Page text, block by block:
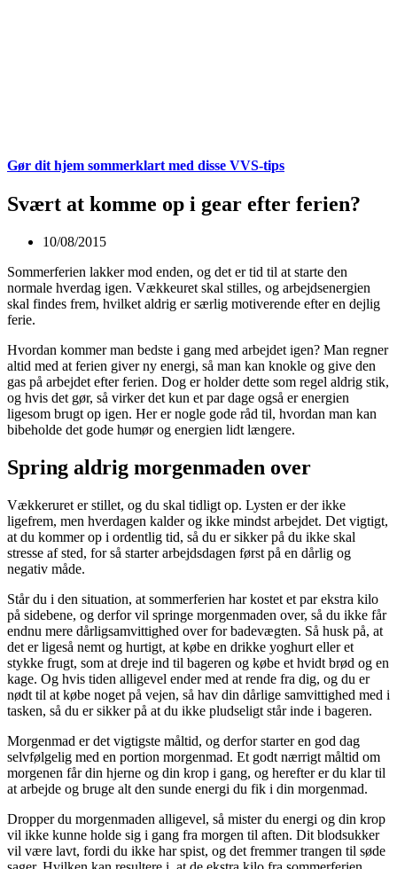
Gør dit hjem sommerklart med disse VVS-tips
Svært at komme op i gear efter ferien?
10/08/2015
Sommerferien lakker mod enden, og det er tid til at starte den
normale hverdag igen. Vækkeuret skal stilles, og arbejdsenergien
skal findes frem, hvilket aldrig er særlig motiverende efter en dejlig
ferie.
Hvordan kommer man bedste i gang med arbejdet igen? Man regner
altid med at ferien giver ny energi, så man kan knokle og give den
gas på arbejdet efter ferien. Dog er holder dette som regel aldrig stik,
og hvis det gør, så virker det kun et par dage også er energien
ligesom brugt op igen. Her er nogle gode råd til, hvordan man kan
bibeholde det gode humør og energien lidt længere.
Spring aldrig morgenmaden over
Vækkeruret er stillet, og du skal tidligt op. Lysten er der ikke
ligefrem, men hverdagen kalder og ikke mindst arbejdet. Det vigtigt,
at du kommer op i ordentlig tid, så du er sikker på du ikke skal
stresse af sted, for så starter arbejdsdagen først på en dårlig og
negativ måde.
Står du i den situation, at sommerferien har kostet et par ekstra kilo
på sidebene, og derfor vil springe morgenmaden over, så du ikke får
endnu mere dårligsamvittighed over for badevægten. Så husk på, at
det er ligeså nemt og hurtigt, at købe en drikke yoghurt eller et
stykke frugt, som at dreje ind til bageren og købe et hvidt brød og en
kage. Og hvis tiden alligevel ender med at rende fra dig, og du er
nødt til at købe noget på vejen, så hav din dårlige samvittighed med i
tasken, så du er sikker på at du ikke pludseligt står inde i bageren.
Morgenmad er det vigtigste måltid, og derfor starter en god dag
selvfølgelig med en portion morgenmad. Et godt nærrigt måltid om
morgenen får din hjerne og din krop i gang, og herefter er du klar til
at arbejde og bruge alt den sunde energi du fik i din morgenmad.
Dropper du morgenmaden alligevel, så mister du energi og din krop
vil ikke kunne holde sig i gang fra morgen til aften. Dit blodsukker
vil være lavt, fordi du ikke har spist, og det fremmer trangen til søde